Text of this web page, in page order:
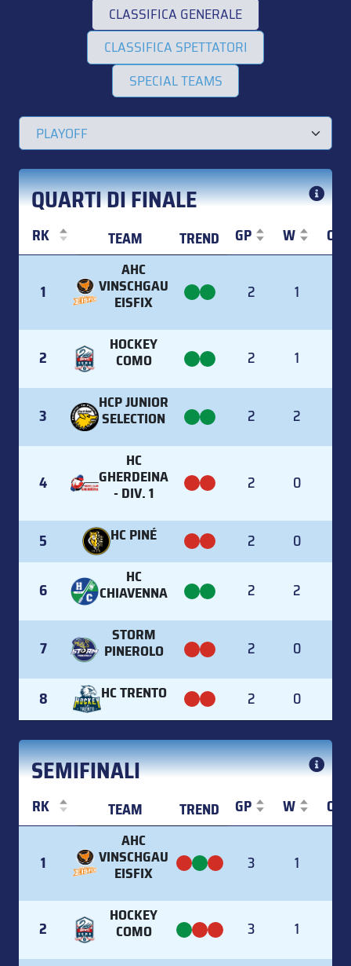
CLASSIFICA GENERALE
CLASSIFICA SPETTATORI
SPECIAL TEAMS
QUARTI DI FINALE
RK TEAM TREND GP W
TEAM
1
AHC
VINSCHGAU
EISFIX 2 1
2
HOCKEY
COMO 2 1
3
HCP JUNIOR
SELECTION 2 2
4
HC
GHERDEINA
- DIV. 1 2 0
5 HC PINÉ 2 0
6
HC
CHIAVENNA 2 2
7
STORM
PINEROLO 2 0
8 HC TRENTO 2 0
SEMIFINALI
RK TEAM TREND GP W
TEAM
1
AHC
VINSCHGAU
EISFIX 3 1
2
HOCKEY
COMO 3 1